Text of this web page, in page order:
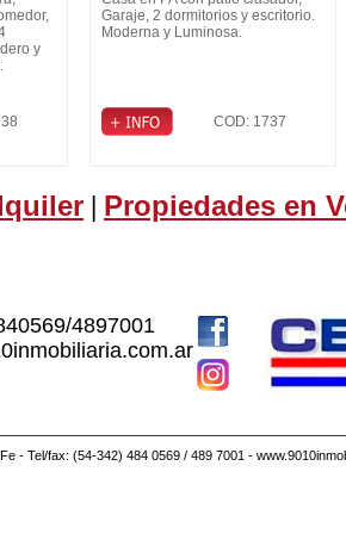
y
Garaje, 2 dormitorios y escritorio.
Moderna y Luminosa.
COD: 1737
| Propiedades en
4897001
- Tel/fax: (54-342) 484 0569 / 489 7001 -